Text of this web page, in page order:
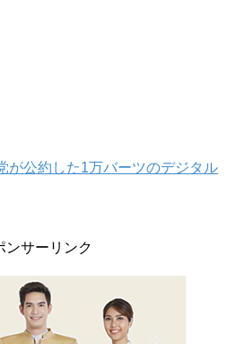
が公約した1万バーツのデジタル
ンサーリンク